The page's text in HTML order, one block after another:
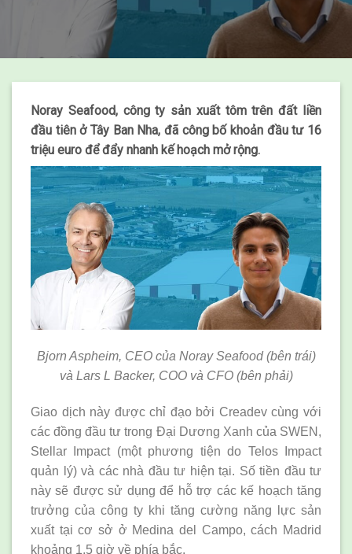
Noray Seafood, công ty sản xuất tôm trên đất liền
đầu tiên ở Tây Ban Nha, đã công bố khoản đầu tư 16
triệu euro để đẩy nhanh kế hoạch mở rộng.
Bjorn Aspheim, CEO của Noray Seafood (bên trái)
và Lars L Backer, COO và CFO (bên phải)
Giao dịch này được chỉ đạo bởi Creadev cùng với
các đồng đầu tư trong Đại Dương Xanh của SWEN,
Stellar Impact (một phương tiện do Telos Impact
quản lý) và các nhà đầu tư hiện tại. Số tiền đầu tư
này sẽ được sử dụng để hỗ trợ các kế hoạch tăng
trưởng của công ty khi tăng cường năng lực sản
xuất tại cơ sở ở Medina del Campo, cách Madrid
khoảng 1,5 giờ về phía bắc.